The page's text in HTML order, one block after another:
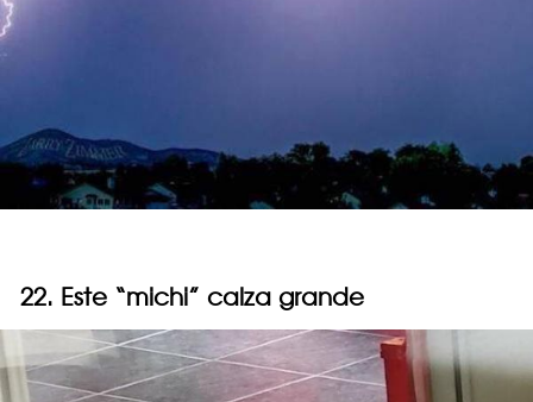
22. Este “michi” calza grande